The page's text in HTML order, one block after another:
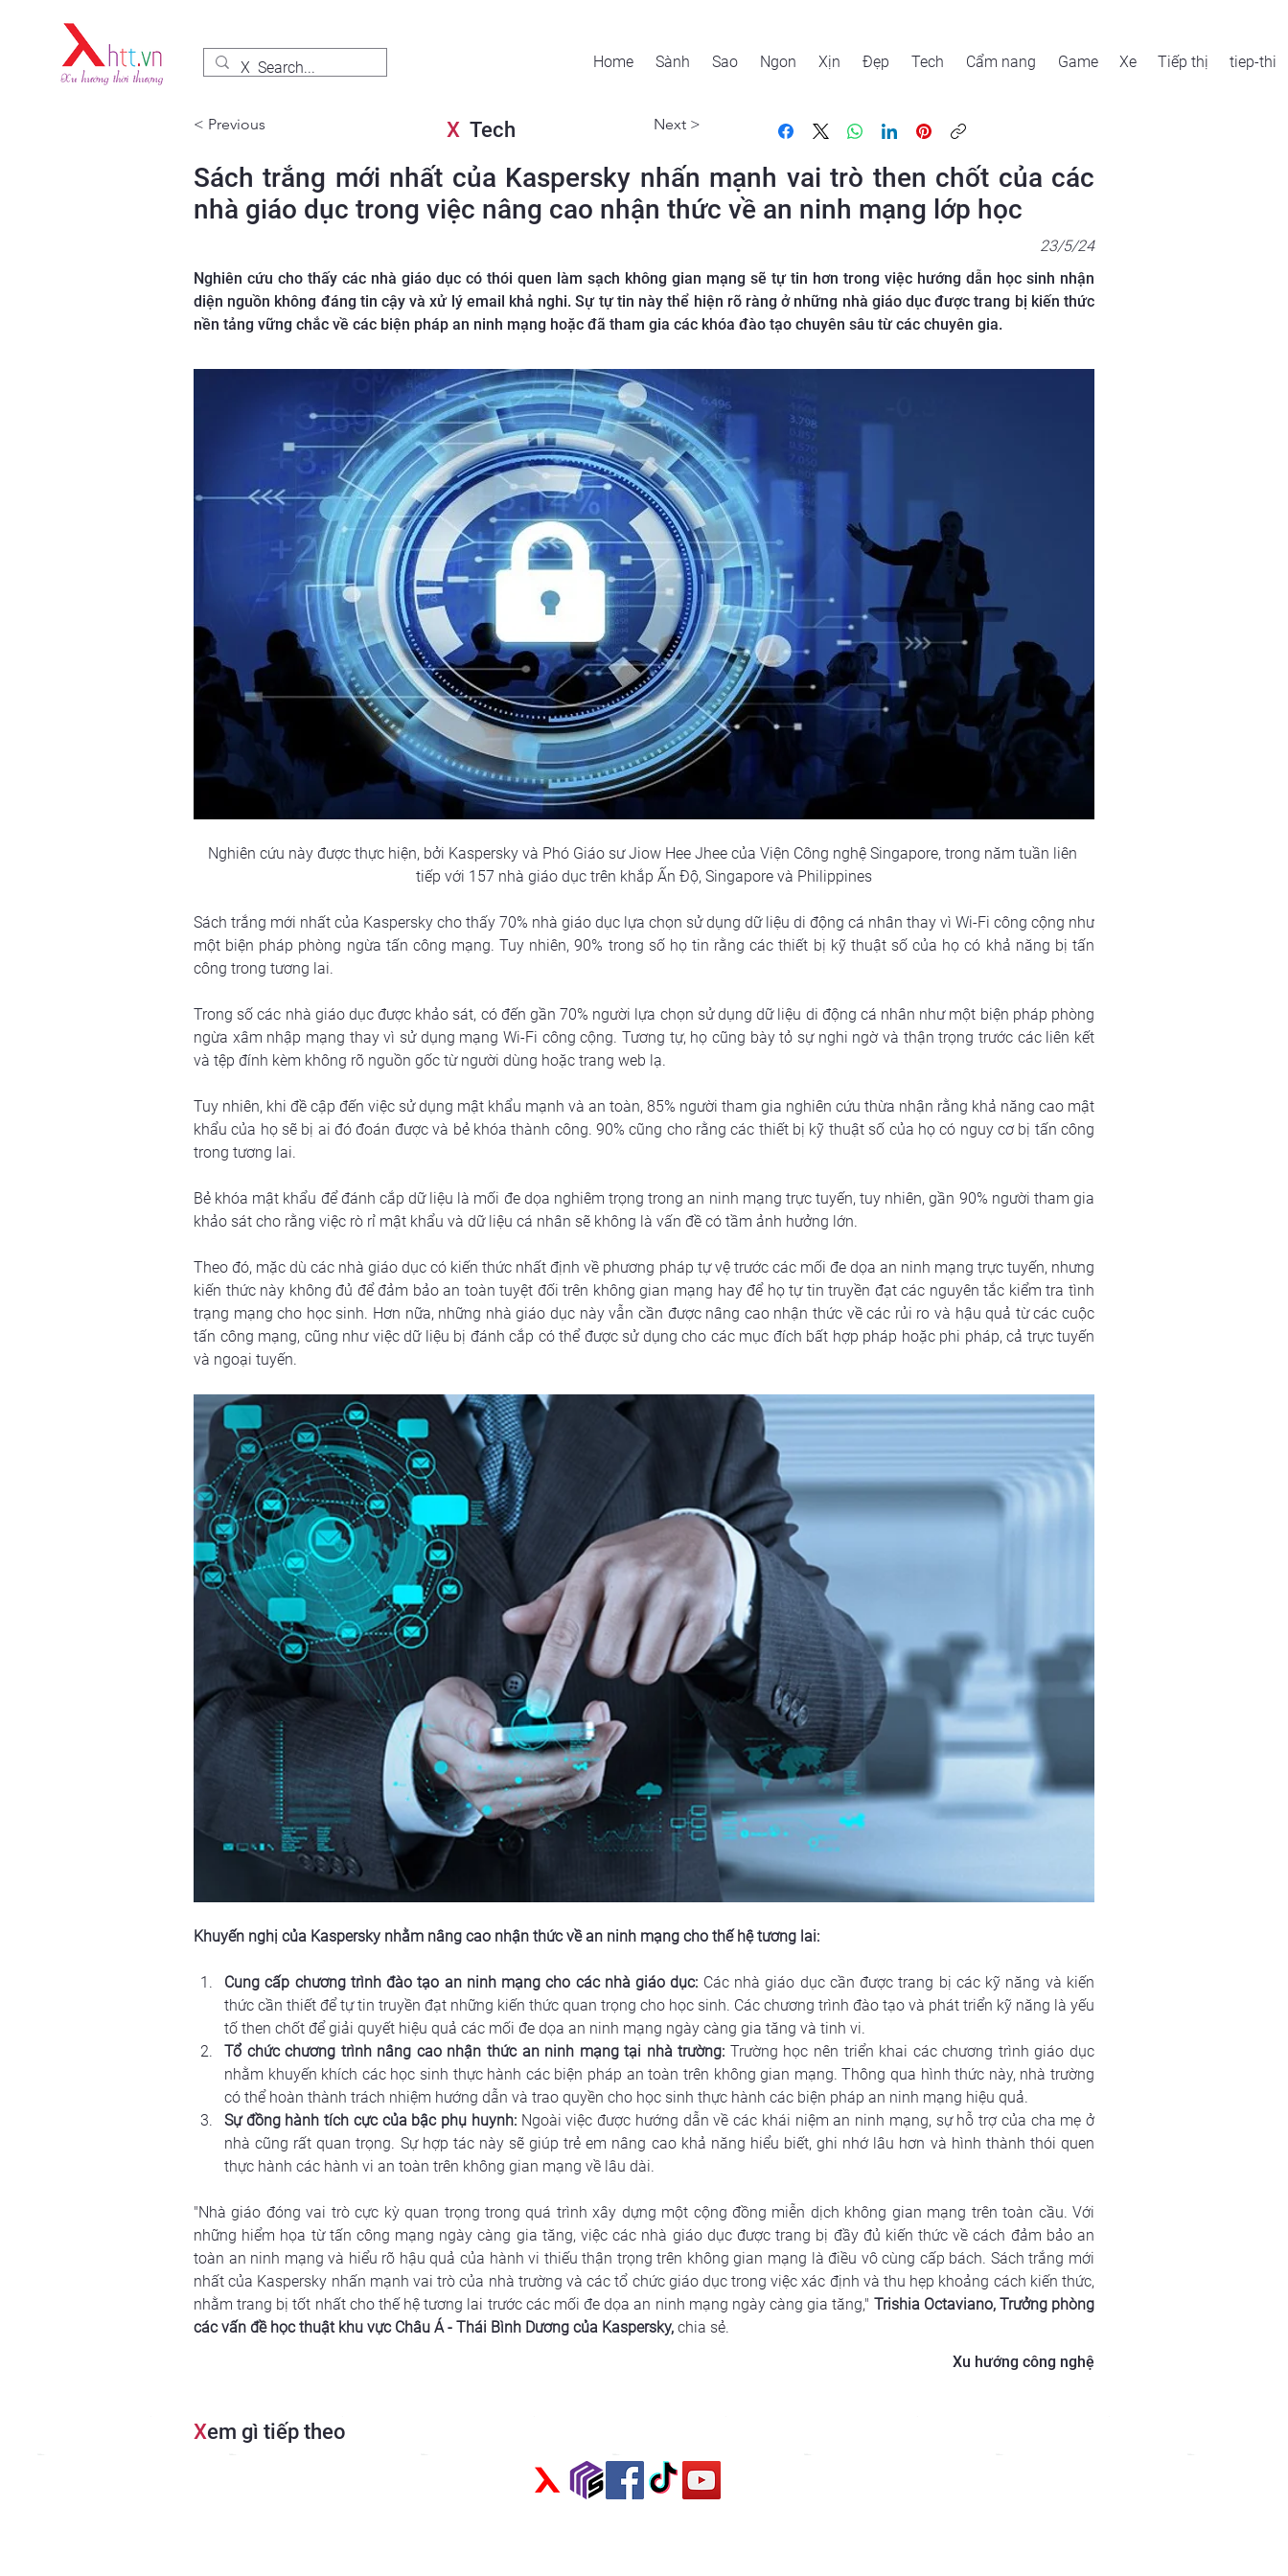
Home Sành Sao Ngon Xịn Đẹp Tech Cẩm nang Game Xe Tiếp thị tiep-thi
< Previous X Tech Next >
Sách trắng mới nhất của Kaspersky nhấn mạnh vai trò then chốt của các
nhà giáo dục trong việc nâng cao nhận thức về an ninh mạng lớp học
23/5/24
Nghiên cứu cho thấy các nhà giáo dục có thói quen làm sạch không gian mạng sẽ tự tin hơn trong việc hướng dẫn học sinh nhận
diện nguồn không đáng tin cậy và xử lý email khả nghi. Sự tự tin này thể hiện rõ ràng ở những nhà giáo dục được trang bị kiến thức
nền tảng vững chắc về các biện pháp an ninh mạng hoặc đã tham gia các khóa đào tạo chuyên sâu từ các chuyên gia.
Nghiên cứu này được thực hiện, bởi Kaspersky và Phó Giáo sư Jiow Hee Jhee của Viện Công nghệ Singapore, trong năm tuần liên
tiếp với 157 nhà giáo dục trên khắp Ấn Độ, Singapore và Philippines
Sách trắng mới nhất của Kaspersky cho thấy 70% nhà giáo dục lựa chọn sử dụng dữ liệu di động cá nhân thay vì Wi-Fi công cộng như
một biện pháp phòng ngừa tấn công mạng. Tuy nhiên, 90% trong số họ tin rằng các thiết bị kỹ thuật số của họ có khả năng bị tấn
công trong tương lai.
Trong số các nhà giáo dục được khảo sát, có đến gần 70% người lựa chọn sử dụng dữ liệu di động cá nhân như một biện pháp phòng
ngừa xâm nhập mạng thay vì sử dụng mạng Wi-Fi công cộng. Tương tự, họ cũng bày tỏ sự nghi ngờ và thận trọng trước các liên kết
và tệp đính kèm không rõ nguồn gốc từ người dùng hoặc trang web lạ.
Tuy nhiên, khi đề cập đến việc sử dụng mật khẩu mạnh và an toàn, 85% người tham gia nghiên cứu thừa nhận rằng khả năng cao mật
khẩu của họ sẽ bị ai đó đoán được và bẻ khóa thành công. 90% cũng cho rằng các thiết bị kỹ thuật số của họ có nguy cơ bị tấn công
trong tương lai.
Bẻ khóa mật khẩu để đánh cắp dữ liệu là mối đe dọa nghiêm trọng trong an ninh mạng trực tuyến, tuy nhiên, gần 90% người tham gia
khảo sát cho rằng việc rò rỉ mật khẩu và dữ liệu cá nhân sẽ không là vấn đề có tầm ảnh hưởng lớn.
Theo đó, mặc dù các nhà giáo dục có kiến thức nhất định về phương pháp tự vệ trước các mối đe dọa an ninh mạng trực tuyến, nhưng
kiến thức này không đủ để đảm bảo an toàn tuyệt đối trên không gian mạng hay để họ tự tin truyền đạt các nguyên tắc kiểm tra tình
trạng mạng cho học sinh. Hơn nữa, những nhà giáo dục này vẫn cần được nâng cao nhận thức về các rủi ro và hậu quả từ các cuộc
tấn công mạng, cũng như việc dữ liệu bị đánh cắp có thể được sử dụng cho các mục đích bất hợp pháp hoặc phi pháp, cả trực tuyến
và ngoại tuyến.
Khuyến nghị của Kaspersky nhằm nâng cao nhận thức về an ninh mạng cho thế hệ tương lai:
Cung cấp chương trình đào tạo an ninh mạng cho các nhà giáo dục: Các nhà giáo dục cần được trang bị các kỹ năng và kiến
thức cần thiết để tự tin truyền đạt những kiến thức quan trọng cho học sinh. Các chương trình đào tạo và phát triển kỹ năng là yếu
tố then chốt để giải quyết hiệu quả các mối đe dọa an ninh mạng ngày càng gia tăng và tinh vi.
Tổ chức chương trình nâng cao nhận thức an ninh mạng tại nhà trường: Trường học nên triển khai các chương trình giáo dục
nhằm khuyến khích các học sinh thực hành các biện pháp an toàn trên không gian mạng. Thông qua hình thức này, nhà trường
có thể hoàn thành trách nhiệm hướng dẫn và trao quyền cho học sinh thực hành các biện pháp an ninh mạng hiệu quả.
Sự đồng hành tích cực của bậc phụ huynh: Ngoài việc được hướng dẫn về các khái niệm an ninh mạng, sự hỗ trợ của cha mẹ ở
nhà cũng rất quan trọng. Sự hợp tác này sẽ giúp trẻ em nâng cao khả năng hiểu biết, ghi nhớ lâu hơn và hình thành thói quen
thực hành các hành vi an toàn trên không gian mạng về lâu dài.
"Nhà giáo đóng vai trò cực kỳ quan trọng trong quá trình xây dựng một cộng đồng miễn dịch không gian mạng trên toàn cầu. Với
những hiểm họa từ tấn công mạng ngày càng gia tăng, việc các nhà giáo dục được trang bị đầy đủ kiến thức về cách đảm bảo an
toàn an ninh mạng và hiểu rõ hậu quả của hành vi thiếu thận trọng trên không gian mạng là điều vô cùng cấp bách. Sách trắng mới
nhất của Kaspersky nhấn mạnh vai trò của nhà trường và các tổ chức giáo dục trong việc xác định và thu hẹp khoảng cách kiến thức,
nhằm trang bị tốt nhất cho thế hệ tương lai trước các mối đe dọa an ninh mạng ngày càng gia tăng," Trishia Octaviano, Trưởng phòng
các vấn đề học thuật khu vực Châu Á - Thái Bình Dương của Kaspersky, chia sẻ.
Xu hướng công nghệ
Xem gì tiếp theo